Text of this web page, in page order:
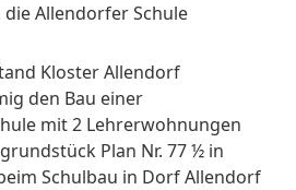
Allendorfer Schule
Kloster Allendorf
den Bau einer
mit 2 Lehrerwohnungen
Plan Nr. 77 ½ in
Schulbau in Dorf Allendorf